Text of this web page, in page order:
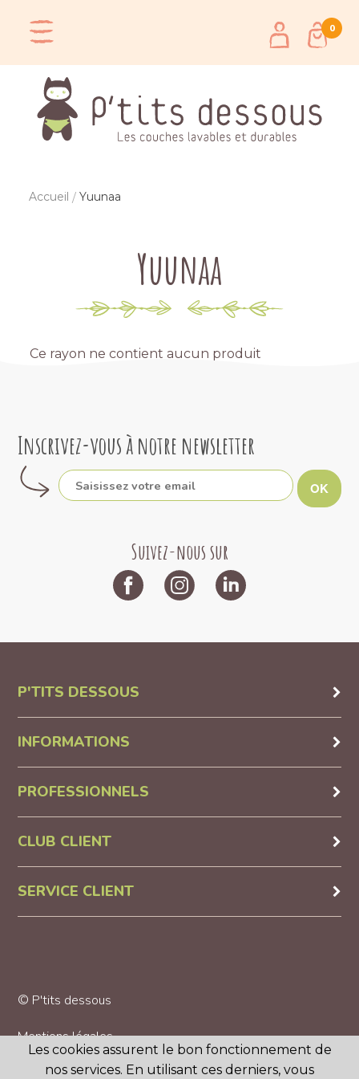
0
Accueil Yuunaa
Yuunaa
Ce rayon ne contient aucun produit
Inscrivez-vous à notre newsletter
OK
Suivez-nous sur
P'TITS DESSOUS
INFORMATIONS
PROFESSIONNELS
CLUB CLIENT
SERVICE CLIENT
© P'tits dessous
Mentions légales
Les cookies assurent le bon fonctionnement de
nos services. En utilisant ces derniers, vous